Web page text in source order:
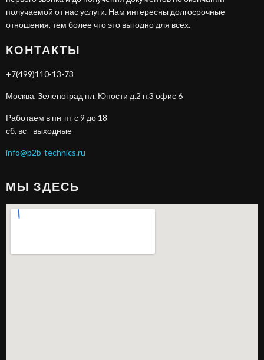
получаемой от нас услуги. Нам интересны долгосрочные
отношения, тем более что это выгодно для всех.
КОНТАКТЫ
+7(499)110-13-73
Москва, Зеленоград пл. Юности д.2 п.3 офис 6
Работаем в пн-пт с 9 до 18
сб, вс - выходные
info@b2b-technics.ru
МЫ ЗДЕСЬ